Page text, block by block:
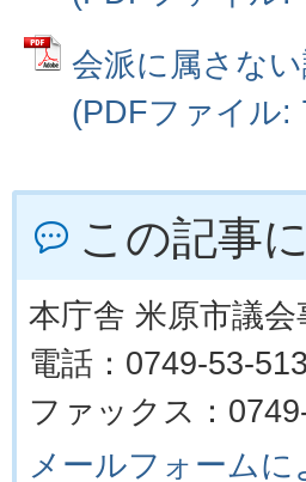
会派に属さな
(PDFファイル:
この記事
本庁舎 米原市議会
電話：0749-53-
ファックス：
メールフォームに